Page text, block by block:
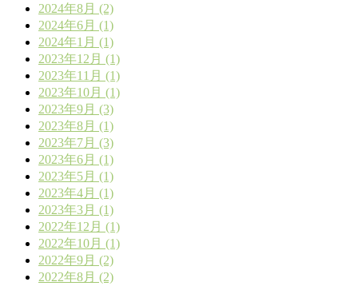
2024年8月 (2)
2024年6月 (1)
2024年1月 (1)
2023年12月 (1)
2023年11月 (1)
2023年10月 (1)
2023年9月 (3)
2023年8月 (1)
2023年7月 (3)
2023年6月 (1)
2023年5月 (1)
2023年4月 (1)
2023年3月 (1)
2022年12月 (1)
2022年10月 (1)
2022年9月 (2)
2022年8月 (2)